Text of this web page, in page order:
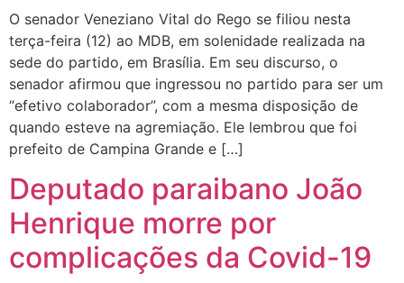
O senador Veneziano Vital do Rego se filiou nesta
terça-feira (12) ao MDB, em solenidade realizada na
sede do partido, em Brasília. Em seu discurso, o
senador afirmou que ingressou no partido para ser um
“efetivo colaborador”, com a mesma disposição de
quando esteve na agremiação. Ele lembrou que foi
prefeito de Campina Grande e […]
Deputado paraibano João
Henrique morre por
complicações da Covid-19